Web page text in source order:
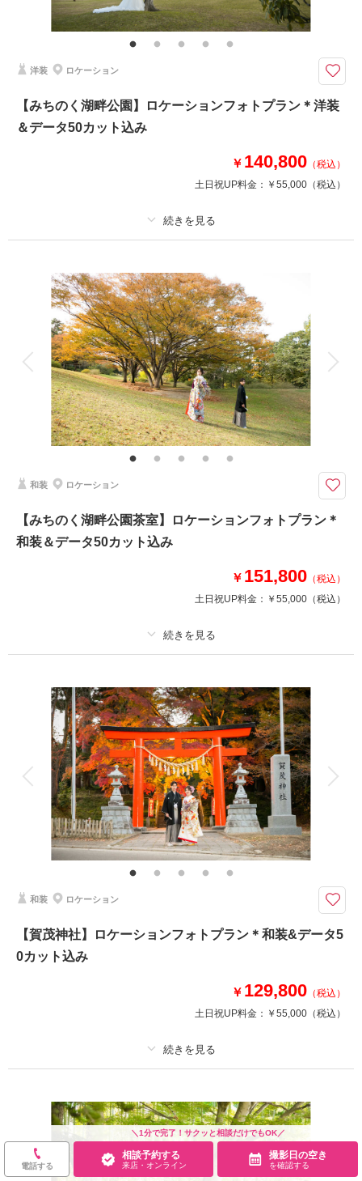
ヘアメイク撮影同行（移動費が発生する場合は実費となりますので予めご了
承ください。）
クチュールナオコだから叶う＊上質で豊富なラインナップから選ぶ和装でフ
ォトウエディング
高台にある愛宕神社は境内から仙台の街並みを見下ろせ、フォトスポットと
しても映えるロケーション！
洋装 ロケーション
【みちのく湖畔公園】ロケーションフォトプラン＊洋装
＆データ50カット込み
￥ 140,800 （税込）
土日祝UP料金： ￥55,000 （税込）
撮影料 新婦衣装1着
着付け ヘアメイク
アルバム データ 50 カット 台紙付写真
衣装追加 会食 挙式
家族と撮影 家族用衣装レンタル ペットと撮影
その他含むもの
ヘアメイク撮影同行（移動費が発生する場合は実費となりますので予めご了
承ください。）
クチュールナオコだから叶う＊上質で豊富なラインナップから選ぶウエディ
ングドレスでフォトウエディング
クチュールナオコだから叶う上質で豊富な衣裳ラインナップ！
お衣装、ヘアメイク、撮影データ、造花ブーケ込みのプラン。
みちのく湖畔公園など宮城県内のロケーションフォトプラン。
このプランで撮影可能な撮影レポート
撮影日：2019年11月21日
相談予約する
来店・オンライン
撮影日の空き
を確認する
和装 ロケーション
【みちのく湖畔公園茶室】ロケーションフォトプラン＊
和装＆データ50カット込み
￥ 151,800 （税込）
土日祝UP料金： ￥55,000 （税込）
撮影料 新婦衣装1着 新郎衣装1着
着付け ヘアメイク 小物一式
アルバム データ 50 カット 台紙付写真
衣装追加 会食 挙式
家族と撮影 家族用衣装レンタル ペットと撮影
その他含むもの
ヘアメイク撮影同行（移動費が発生する場合は実費となりますので予めご了
クチュールナオコだから叶う＊上質で豊富なラインナップから選ぶ和装でフ
ォトウエディング
新郎新婦和装、ヘアメイク、撮影データ、造花ブーケ込みのプラン。
みちのく湖畔公園など宮城県内のロケーションフォトプラン。
和装 ロケーション
【賀茂神社】ロケーションフォトプラン＊和装&データ5
0カット込み
￥ 129,800 （税込）
土日祝UP料金： ￥55,000 （税込）
撮影料 新婦衣装1着 新郎衣装1着
ヘアメイク 小物一式
データ 50 カット 台紙付写真
＼1分で完了！サクッと相談だけでもOK／
電話する
相談予約する
来店・オンライン
撮影日の空き
を確認する